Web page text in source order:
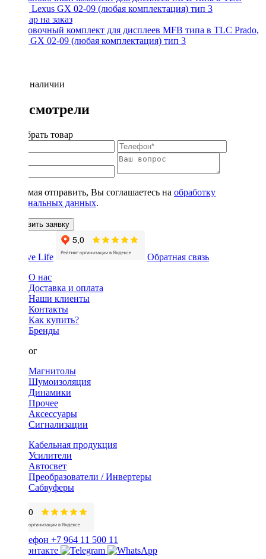
Установочный комплект для дисплеев MFB типа в TLC Prado,
Lexus GX 02-09 (любая комплектация) тип 3
Нет в наличии
Вы смотрели
Подобрать товар
Нажимая отправить, Вы соглашаетесь на обработку
персональных данных.
Оставить заявку
Обратная связь
О нас
Доставка и оплата
Наши клиенты
Контакты
Как купить?
Бренды
Каталог
Магнитолы
Шумоизоляция
Динамики
Прочее
Аксессуары
Сигнализации
Кабельная продукция
Усилители
Автосвет
Преобразователи / Инвертеры
Сабвуферы
+7 964 11 500 11